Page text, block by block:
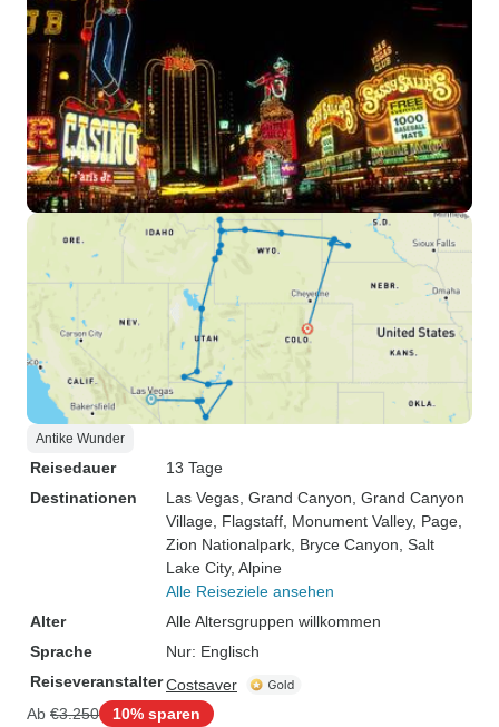
Antike Wunder
Reisedauer
13 Tage
Destinationen
Las Vegas , Grand Canyon , Grand Canyon
Village , Flagstaff , Monument Valley, Page
Zion Nationalpark , Bryce Canyon , Salt
Lake City, Alpine
Alle Reiseziele ansehen
Alter
Alle Altersgruppen willkommen
Sprache
Nur: Englisch
ReiseveranstalterCostsaver
Ab €3.250 10% sparen